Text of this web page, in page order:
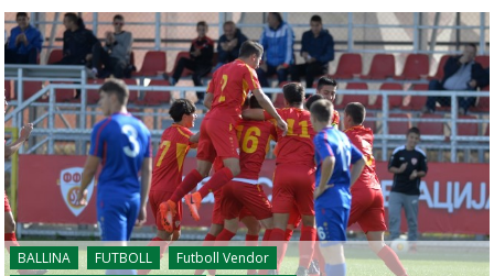
BALLINA FUTBOLL
Futboll Vendor